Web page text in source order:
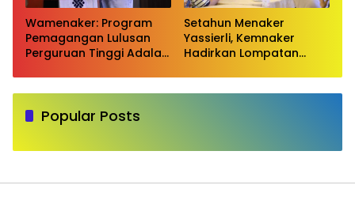
Wamenaker: Program
Pemagangan Lulusan
Perguruan Tinggi Adalah
Setahun Menaker
Yassierli, Kemnaker
Hadirkan Lompatan
Popular Posts